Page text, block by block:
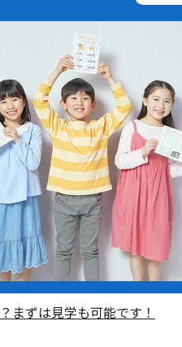
まずは見学も可能です！